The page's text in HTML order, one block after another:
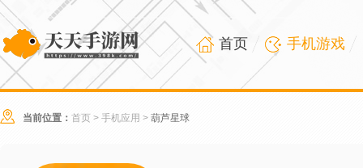
首页 手机游戏
当前位置： 首页 > 手机应用 > 葫芦星球